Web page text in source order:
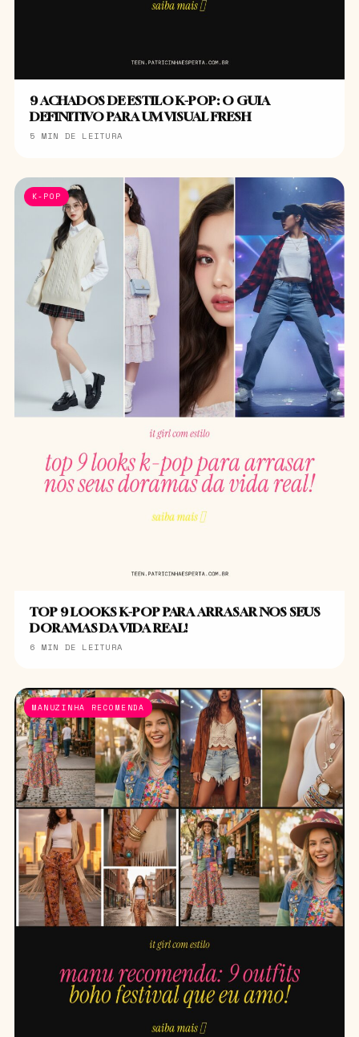
9 ACHADOS DE ESTILO K-POP: O GUIA
DEFINITIVO PARA UM VISUAL FRESH
5 MIN DE LEITURA
K-POP
TOP 9 LOOKS K-POP PARA ARRASAR NOS SEUS
DORAMAS DA VIDA REAL!
6 MIN DE LEITURA
MANUZINHA RECOMENDA